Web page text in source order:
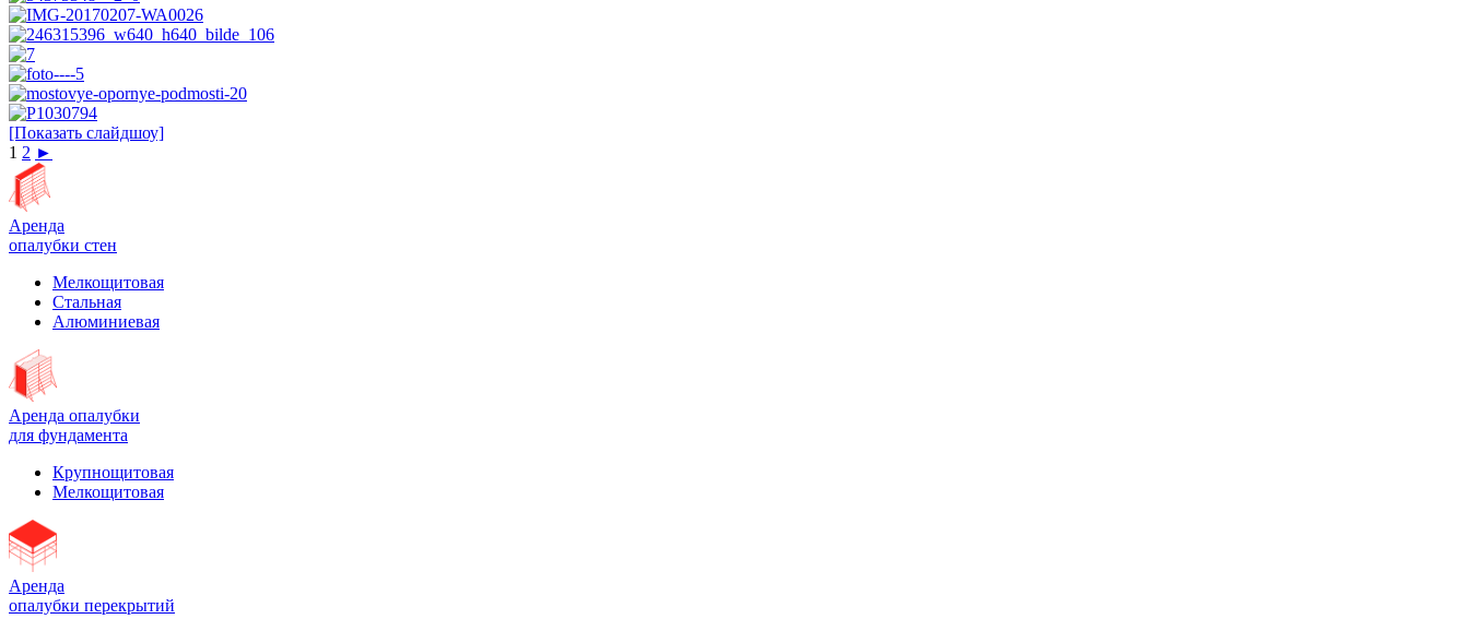
[Показать слайдшоу]
1 2 ►
Аренда
опалубки стен
Мелкощитовая
Стальная
Алюминиевая
Аренда опалубки
для фундамента
Крупнощитовая
Мелкощитовая
Аренда
опалубки перекрытий